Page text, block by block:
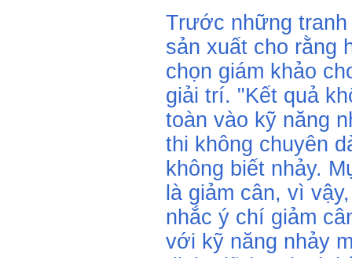
Trước những tranh
sản xuất cho rằng
chọn giám khảo
giải trí. "Kết quả
toàn vào kỹ năng
thi không chuyên
không biết nhảy.
là giảm cân, vì
nhắc ý chí giảm
với kỹ năng nhảy